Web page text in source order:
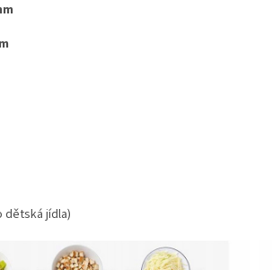
dětská jídla)